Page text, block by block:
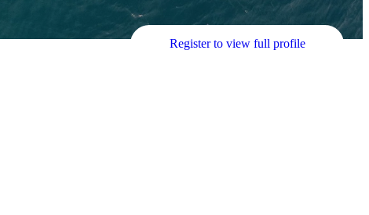
Register to view full profile